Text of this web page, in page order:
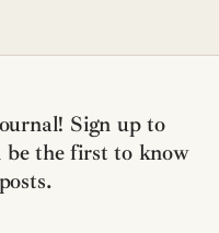
Sign up to
be the first to know